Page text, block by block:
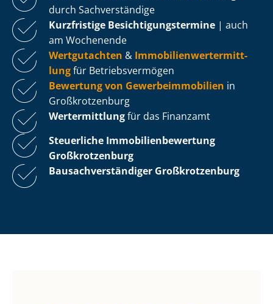
durch Sachverständige
Kurzfristige Be­sich­ti­gungs­ter­mi­ne | auch
am Wochenende
Wertgutachten & Im­mo­bi­li­en­wert­ermitt­
lungfür Be­triebs­ver­mö­gen
Bewertung von Ge­wer­be­im­mo­bi­li­en in
Großkrotzenburg
Wertermittlungfür das Finanzamt
Steuerliche Im­mo­bi­li­en­be­wer­tung
Großkrotzenburg
Bau­sach­ver­stän­di­ger Großkrotzenburg